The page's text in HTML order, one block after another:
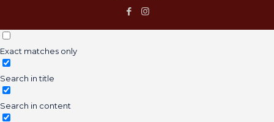
Exact matches only
Search in title
Search in content